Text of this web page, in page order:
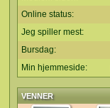
Online status:
Jeg spiller mest:
Bursdag:
Min hjemmeside:
VENNER